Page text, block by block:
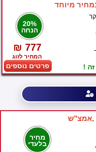
מיוחד
20%
הנחה
₪ 777
המחיר לזוג
פרטים נוספים !
מחיר
בלעדי